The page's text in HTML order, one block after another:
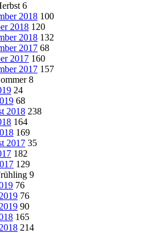
6
2018 100
2018 120
2018 132
2017 68
2017 160
2017 157
8
24
68
2018 238
164
169
2017 35
182
129
9
76
76
90
165
214